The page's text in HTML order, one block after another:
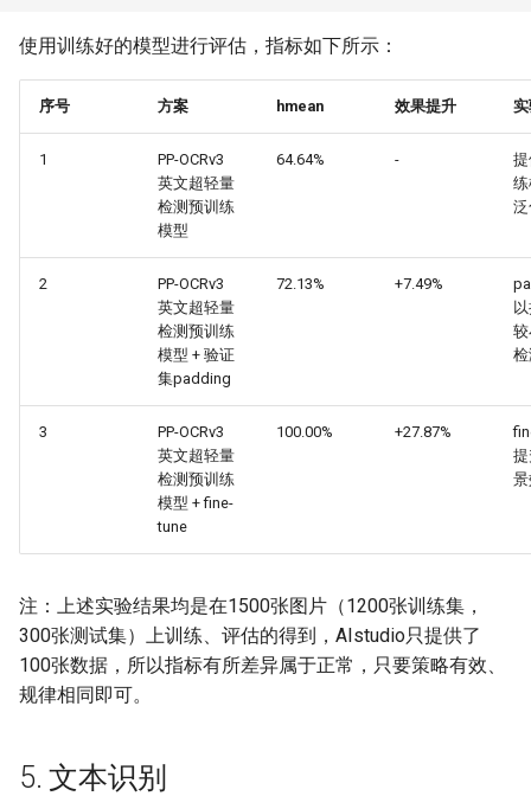
使用训练好的模型进行评估，指标如下所示：
序号 方案 hmean 效果提升
1
PP-OCRv3
英文超轻量
检测预训练
模型
64.64% -
2
PP-OCRv3
英文超轻量
检测预训练
模型 + 验证
集padding
72.13% +7.49%
3
PP-OCRv3
英文超轻量
检测预训练
模型 + fine-
tune
100.00% +27.87%
注：上述实验结果均是在1500张图片（1200张训练集，
300张测试集）上训练、评估的得到，AIstudio只提供了
100张数据，所以指标有所差异属于正常，只要策略有效、
规律相同即可。
5. 文本识别